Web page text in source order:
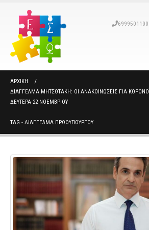
6999501100
ΑΡΧΙΚΉ
ΔΙΆΓΓΕΛΜΑ ΜΗΤΣΟΤΆΚΗ: ΟΙ ΑΝΑΚΟΙΝΏΣΕΙΣ ΓΙΑ
ΔΕΥΤΈΡΑ 22 ΝΟΕΜΒΡΊΟΥ
TAG - ΔΙΑΓΓΕΛΜΑ ΠΡΩΘΥΠΟΥΡΓΟΥ